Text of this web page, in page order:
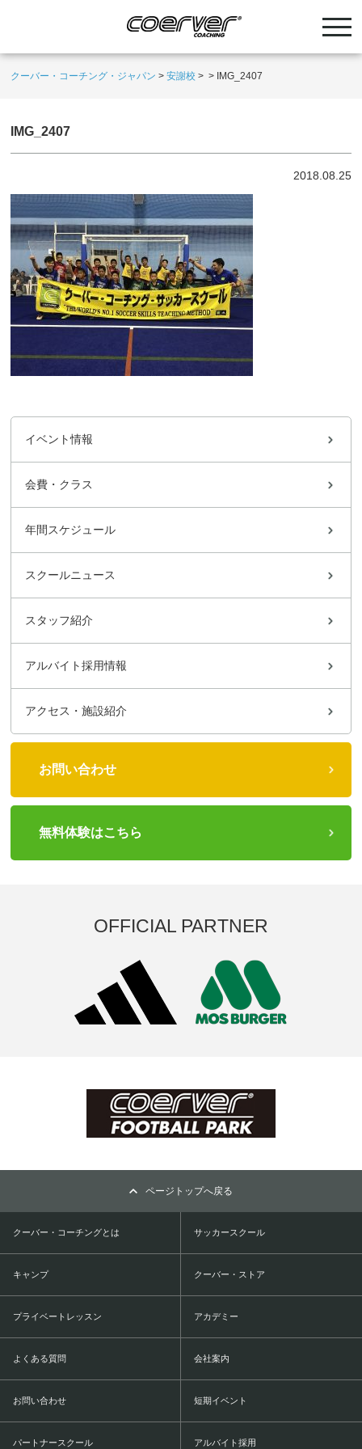
クーバー・コーチング・ジャパン >安謝校 > > IMG_2407
IMG_2407
2018.08.25
イベント情報
会費・クラス
年間スケジュール
スクールニュース
スタッフ紹介
アルバイト採用情報
アクセス・施設紹介
お問い合わせ
無料体験はこちら
OFFICIAL PARTNER
ページトップへ戻る
クーバー・コーチングとは サッカースクール
キャンプ クーバー・ストア
プライベートレッスン アカデミー
よくある質問 会社案内
お問い合わせ 短期イベント
パートナースクール アルバイト採用